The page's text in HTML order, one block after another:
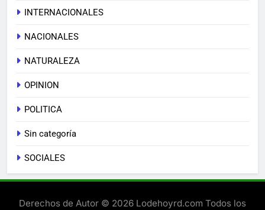
INTERNACIONALES
NACIONALES
NATURALEZA
OPINION
POLITICA
Sin categoría
SOCIALES
Derechos de Autor © 2026 Lodehoyrd.com Todos los